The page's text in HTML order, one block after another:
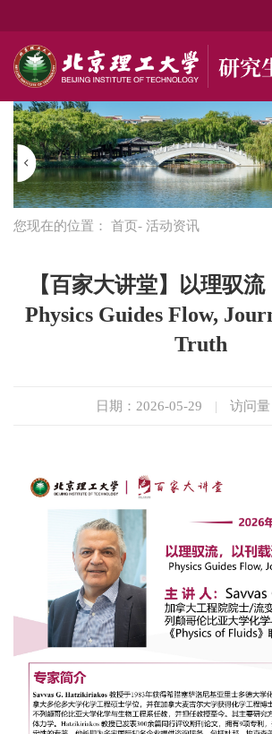
您现在的位置： 首页- 活动资讯
【百家大讲堂】以理驭
Physics Guides Flow,
Truth
日期：2026-05-29 | 访问量